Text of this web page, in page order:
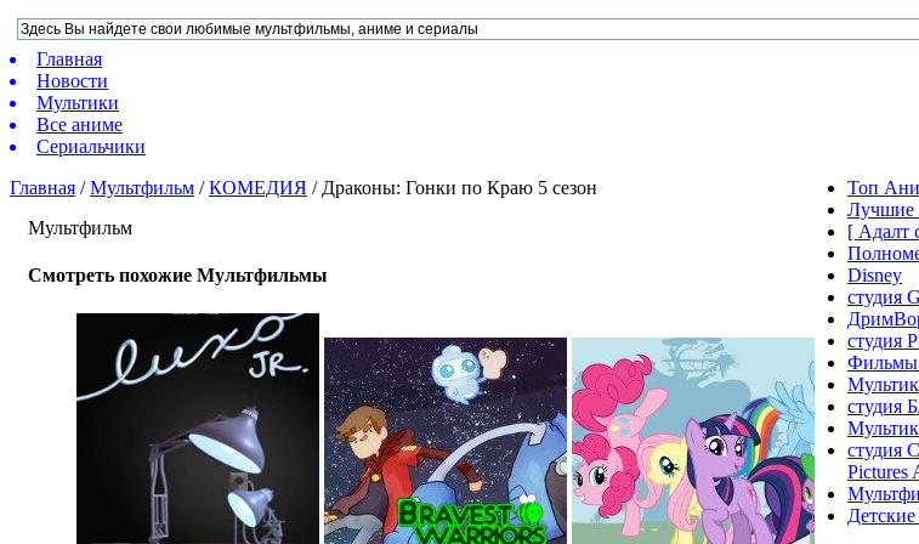
Главная
Новости
Мультики
Все аниме
Сериальчики
Главная /Мультфильм /КОМЕДИЯ / Драконы: Гонки по Краю 5 сезон
Мультфильм
Смотреть похожие Мультфильмы
Топ
Лучшие
[ Адалт
Disney
студия
студия
Фильмы
студия
студия
Pictures